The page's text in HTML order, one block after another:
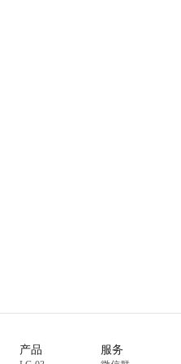
产品 服务